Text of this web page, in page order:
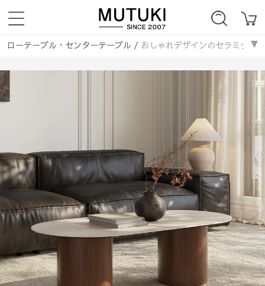
ローテーブル・センターテーブル / おしゃれデザインのセラミッ
ローテーブル・センターテーブル
おしゃれデ
ローテーブル・センターテーブル
おしゃれデザインの